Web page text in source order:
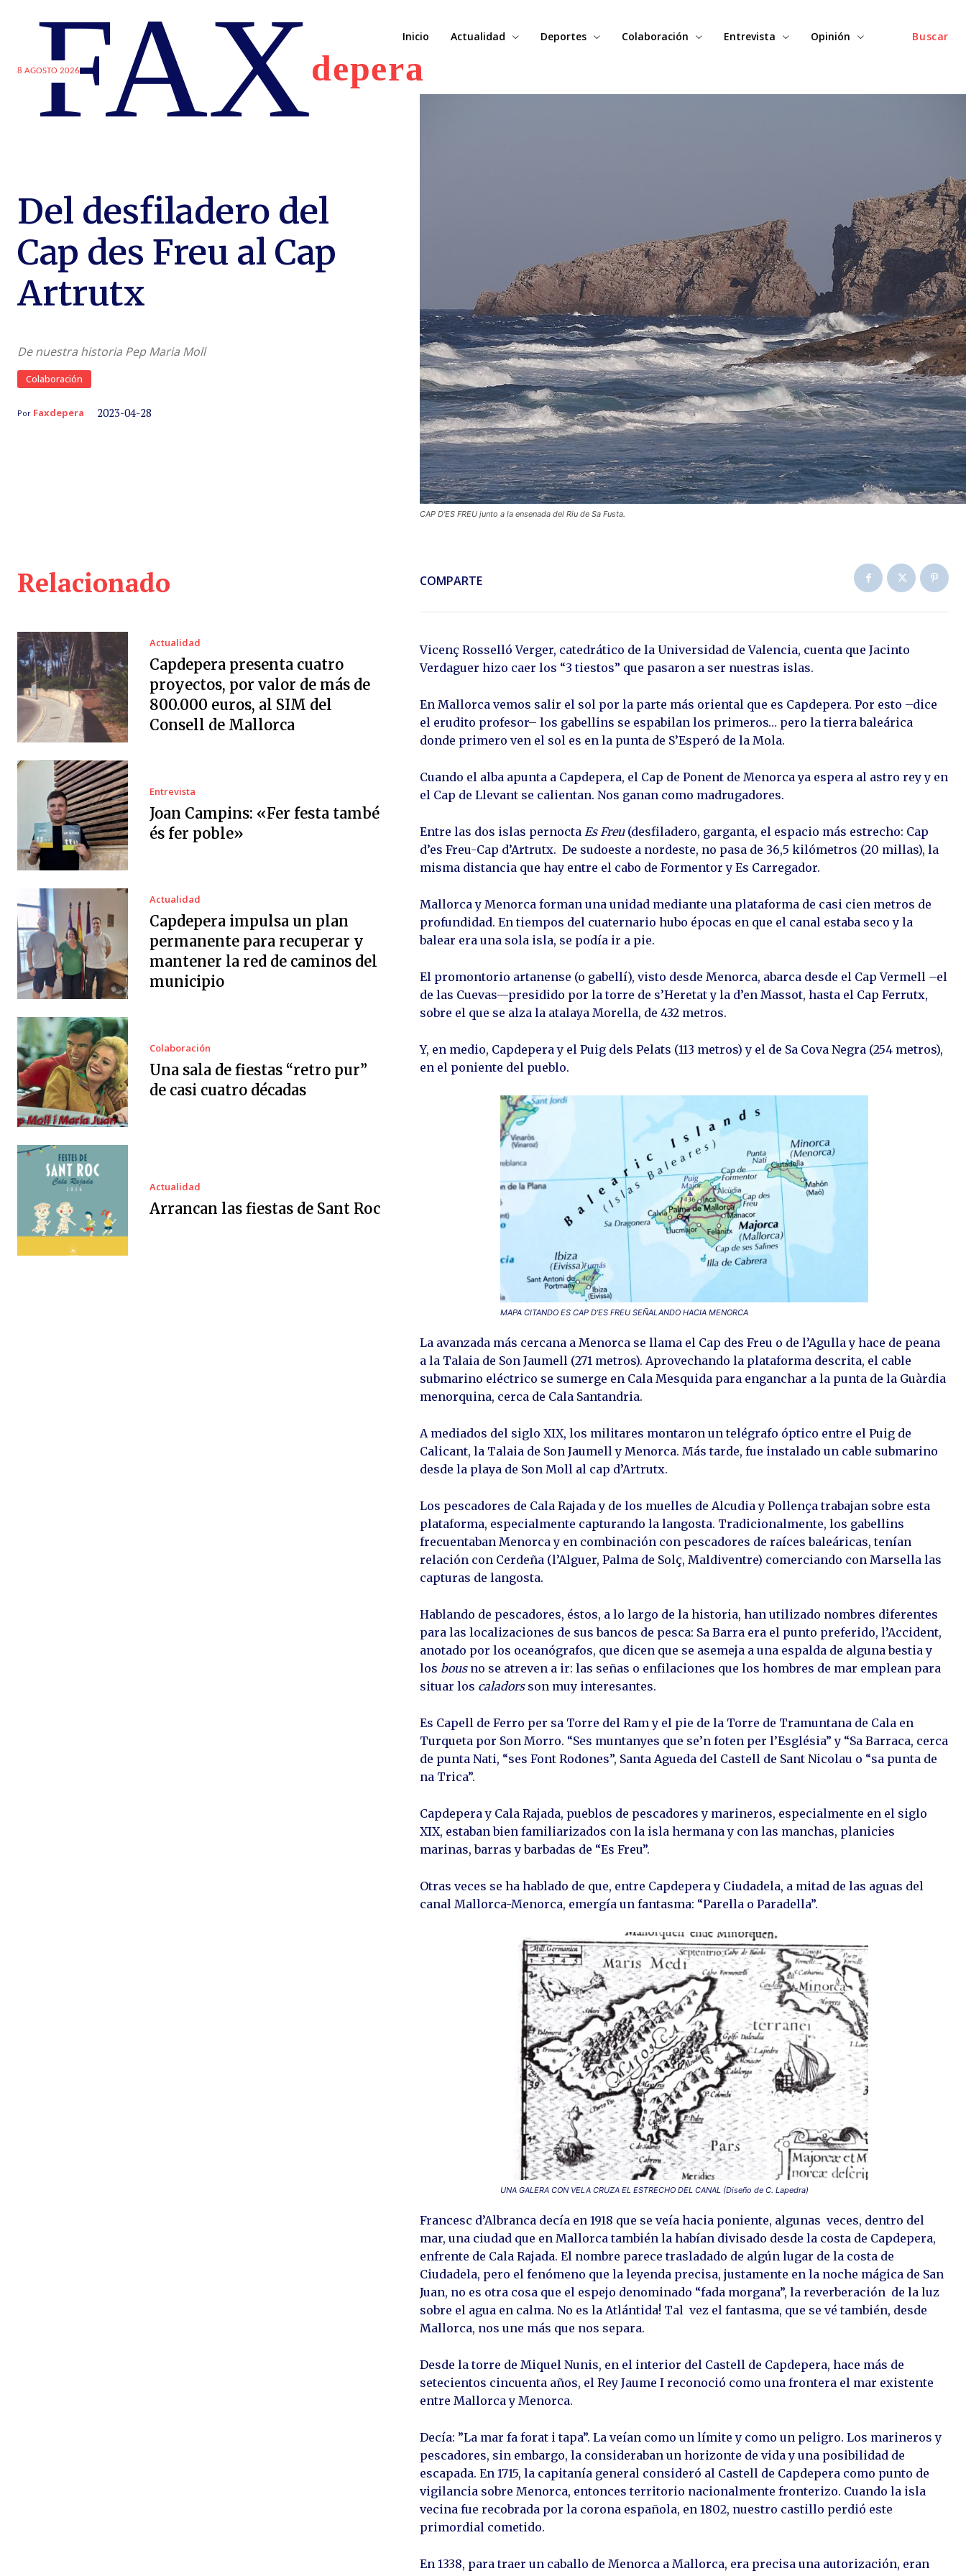
8 AGOSTO 2026
FAXdepera
Buscar
Inicio Actualidad Deportes Colaboración Entrevista Opinión
Del desfiladero del
Cap des Freu al Cap
Artrutx
De nuestra historia Pep Maria Moll
Colaboración
Por Faxdepera 2023-04-28
CAP D'ES FREU junto a la ensenada del Riu de Sa Fusta.
Relacionado
Actualidad
Capdepera presenta cuatro
proyectos, por valor de más de
800.000 euros, al SIM del
Consell de Mallorca
Entrevista
Joan Campins: «Fer festa també
és fer poble»
Actualidad
Capdepera impulsa un plan
permanente para recuperar y
mantener la red de caminos del
municipio
Colaboración
Una sala de fiestas “retro pur”
de casi cuatro décadas
Actualidad
Arrancan las fiestas de Sant Roc
COMPARTE
Vicenç Rosselló Verger, catedrático de la Universidad de Valencia, cuenta que Jacinto
Verdaguer hizo caer los “3 tiestos” que pasaron a ser nuestras islas.
En Mallorca vemos salir el sol por la parte más oriental que es Capdepera. Por esto –dice
el erudito profesor– los gabellins se espabilan los primeros… pero la tierra baleárica
donde primero ven el sol es en la punta de S’Esperó de la Mola.
Cuando el alba apunta a Capdepera, el Cap de Ponent de Menorca ya espera al astro rey y en
el Cap de Llevant se calientan. Nos ganan como madrugadores.
Entre las dos islas pernocta Es Freu (desfiladero, garganta, el espacio más estrecho: Cap
d’es Freu-Cap d’Artrutx. De sudoeste a nordeste, no pasa de 36,5 kilómetros (20 millas), la
misma distancia que hay entre el cabo de Formentor y Es Carregador.
Mallorca y Menorca forman una unidad mediante una plataforma de casi cien metros de
profundidad. En tiempos del cuaternario hubo épocas en que el canal estaba seco y la
balear era una sola isla, se podía ir a pie.
El promontorio artanense (o gabellí), visto desde Menorca, abarca desde el Cap Vermell –el
de las Cuevas—presidido por la torre de s’Heretat y la d’en Massot, hasta el Cap Ferrutx,
sobre el que se alza la atalaya Morella, de 432 metros.
Y, en medio, Capdepera y el Puig dels Pelats (113 metros) y el de Sa Cova Negra (254 metros),
en el poniente del pueblo.
MAPA CITANDO ES CAP D’ES FREU SEÑALANDO HACIA MENORCA
La avanzada más cercana a Menorca se llama el Cap des Freu o de l’Agulla y hace de peana
a la Talaia de Son Jaumell (271 metros). Aprovechando la plataforma descrita, el cable
submarino eléctrico se sumerge en Cala Mesquida para enganchar a la punta de la Guàrdia
menorquina, cerca de Cala Santandria.
A mediados del siglo XIX, los militares montaron un telégrafo óptico entre el Puig de
Calicant, la Talaia de Son Jaumell y Menorca. Más tarde, fue instalado un cable submarino
desde la playa de Son Moll al cap d’Artrutx.
Los pescadores de Cala Rajada y de los muelles de Alcudia y Pollença trabajan sobre esta
plataforma, especialmente capturando la langosta. Tradicionalmente, los gabellins
frecuentaban Menorca y en combinación con pescadores de raíces baleáricas, tenían
relación con Cerdeña (l’Alguer, Palma de Solç, Maldiventre) comerciando con Marsella las
capturas de langosta.
Hablando de pescadores, éstos, a lo largo de la historia, han utilizado nombres diferentes
para las localizaciones de sus bancos de pesca: Sa Barra era el punto preferido, l’Accident,
anotado por los oceanógrafos, que dicen que se asemeja a una espalda de alguna bestia y
los bousno se atreven a ir: las señas o enfilaciones que los hombres de mar emplean para
situar los caladorsson muy interesantes.
Es Capell de Ferro per sa Torre del Ram y el pie de la Torre de Tramuntana de Cala en
Turqueta por Son Morro. “Ses muntanyes que se’n foten per l’Església” y “Sa Barraca, cerca
de punta Nati, “ses Font Rodones”, Santa Agueda del Castell de Sant Nicolau o “sa punta de
na Trica”.
Capdepera y Cala Rajada, pueblos de pescadores y marineros, especialmente en el siglo
XIX, estaban bien familiarizados con la isla hermana y con las manchas, planicies
marinas, barras y barbadas de “Es Freu”.
Otras veces se ha hablado de que, entre Capdepera y Ciudadela, a mitad de las aguas del
canal Mallorca-Menorca, emergía un fantasma: “Parella o Paradella”.
UNA GALERA CON VELA CRUZA EL ESTRECHO DEL CANAL (Diseño de C. Lapedra)
Francesc d’Albranca decía en 1918 que se veía hacia poniente, algunas veces, dentro del
mar, una ciudad que en Mallorca también la habían divisado desde la costa de Capdepera,
enfrente de Cala Rajada. El nombre parece trasladado de algún lugar de la costa de
Ciudadela, pero el fenómeno que la leyenda precisa, justamente en la noche mágica de San
Juan, no es otra cosa que el espejo denominado “fada morgana”, la reverberación de la luz
sobre el agua en calma. No es la Atlántida! Tal vez el fantasma, que se vé también, desde
Mallorca, nos une más que nos separa.
Desde la torre de Miquel Nunis, en el interior del Castell de Capdepera, hace más de
setecientos cincuenta años, el Rey Jaume I reconoció como una frontera el mar existente
entre Mallorca y Menorca.
Decía: ”La mar fa forat i tapa”. La veían como un límite y como un peligro. Los marineros y
pescadores, sin embargo, la consideraban un horizonte de vida y una posibilidad de
escapada. En 1715, la capitanía general consideró al Castell de Capdepera como punto de
vigilancia sobre Menorca, entonces territorio nacionalmente fronterizo. Cuando la isla
vecina fue recobrada por la corona española, en 1802, nuestro castillo perdió este
primordial cometido.
En 1338, para traer un caballo de Menorca a Mallorca, era precisa una autorización, eran